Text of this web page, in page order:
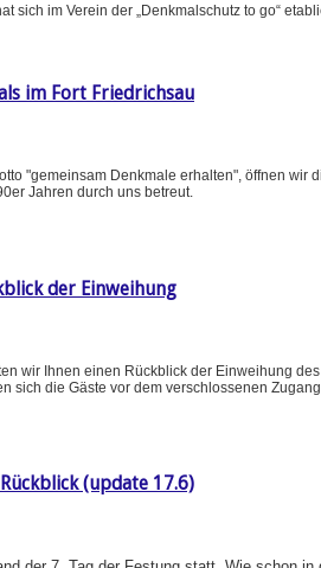
sich im Verein der „Denkmalschutz to go“
im Fort Friedrichsau
"gemeinsam Denkmale erhalten", öffnen wir
Jahren durch uns betreut.
der Einweihung
wir Ihnen einen Rückblick der Einweihung
sich die Gäste vor dem verschlossenen
(update 17.6)